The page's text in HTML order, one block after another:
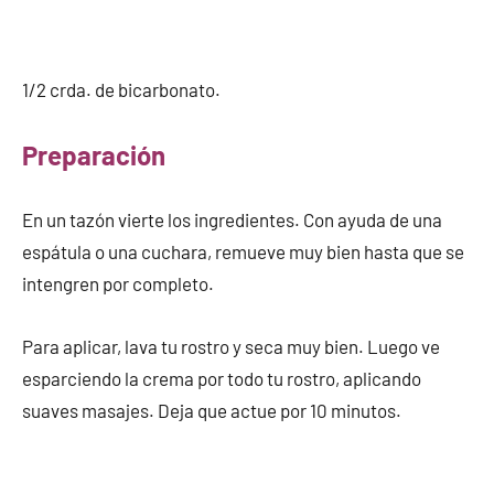
1/2 crda. de bicarbonato.
Preparación
En un tazón vierte los ingredientes. Con ayuda de una
espátula o una cuchara, remueve muy bien hasta que se
intengren por completo.
Para aplicar, lava tu rostro y seca muy bien. Luego ve
esparciendo la crema por todo tu rostro, aplicando
suaves masajes. Deja que actue por 10 minutos.